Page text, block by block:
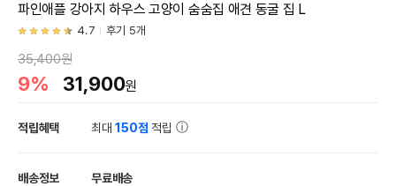
파인애플 강아지 하우스 고양이 숨숨집 애견 동굴 집 L
4.7 후기 5개
35,400원
9% 31,900원
적립혜택 최대150점 적립
배송정보 무료배송